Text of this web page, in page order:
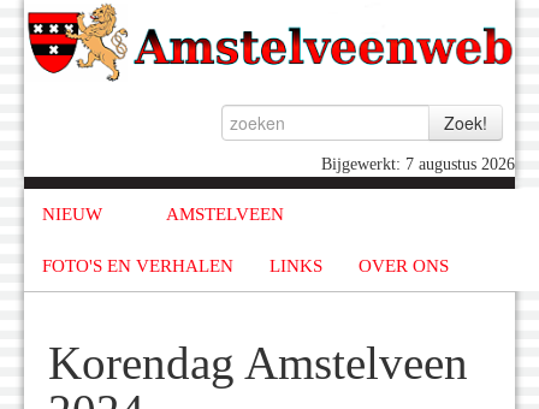
Bijgewerkt: 7 augustus 2026
NIEUW AMSTELVEEN
FOTO'S EN VERHALEN LINKS OVER ONS
Korendag Amstelveen